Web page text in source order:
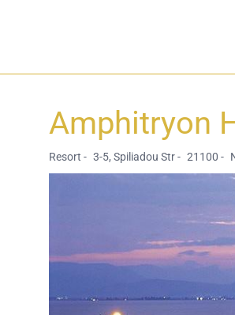
Amphitryon
Resort - 3-5, Spiliadou Str - 21100 -